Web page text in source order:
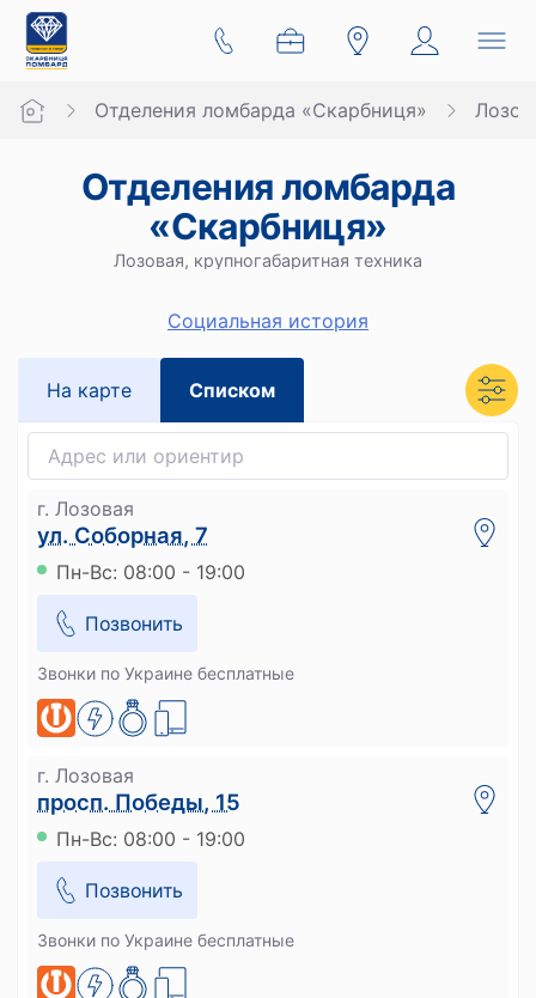
Отделения ломбарда «Скарбниця»
Отделения ломбарда
«Скарбниця»
Лозовая, крупногабаритная техника
Социальная история
На карте Списком
г. Лозовая
ул. Соборная, 7
Пн-Вс: 08:00 - 19:00
Позвонить
Звонки по Украине бесплатные
г. Лозовая
просп. Победы, 15
Пн-Вс: 08:00 - 19:00
Позвонить
Звонки по Украине бесплатные